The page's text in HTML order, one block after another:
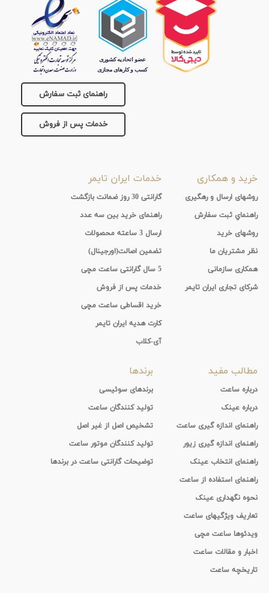
راهنمای ثبت سفارش
خدمات پس از فروش
خرید و همکاری
روشهای ارسال و رهگیری
راهنماي ثبت سفارش
روشهای خرید
نظر مشتریان ما
همکاری سازمانی
شرکای تجاری ایران تایمر
خدمات ایران تایمر
گارانتی 30 روز ضمانت بازگشت
راهنمای خرید بین سه عدد
ارسال 3 ساعته محصولات
تضمین اصالت(اورجینال)
5 سال گارانتی ساعت مچی
خدمات پس از فروش
خرید اقساطی ساعت مچی
کارت هدیه ایران تایمر
آی-کلاب
مطالب مفید
درباره ساعت
درباره عینک
راهنمای اندازه گیری ساعت
راهنمای اندازه گیری زیور
راهنمای انتخاب عینک
راهنمای استفاده از ساعت
نحوه نگهداری عینک
تعاریف ویژگیهای ساعت
ویدئوها ساعت مچی
اخبار و مقالات ساعت
تاریخچه ساعت
برندها
برندهای سوئیسی
تولید کنندگان ساعت
تشخیص اصل از غیر اصل
تولید کنندگان موتور ساعت
توضیحات گارانتی ساعت در برندها